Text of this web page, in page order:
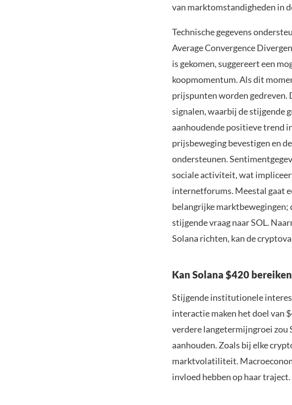
van marktomstandigheden in
Technische gegevens
Average Convergence
is gekomen, suggereert een
koopmomentum. Als dit
prijspunten worden gedreven.
signalen, waarbij de stijgende
aanhoudende positieve trend
prijsbeweging bevestigen en
ondersteunen.
sociale activiteit, wat
internetforums. Meestal gaat
belangrijke marktbewegingen;
stijgende vraag naar SOL.
Solana richten, kan de
Kan Solana $420
Stijgende institutionele
interactie maken het doel van
verdere langetermijngroei zou
aanhouden. Zoals bij elke
marktvolatiliteit.
invloed hebben op haar traject.